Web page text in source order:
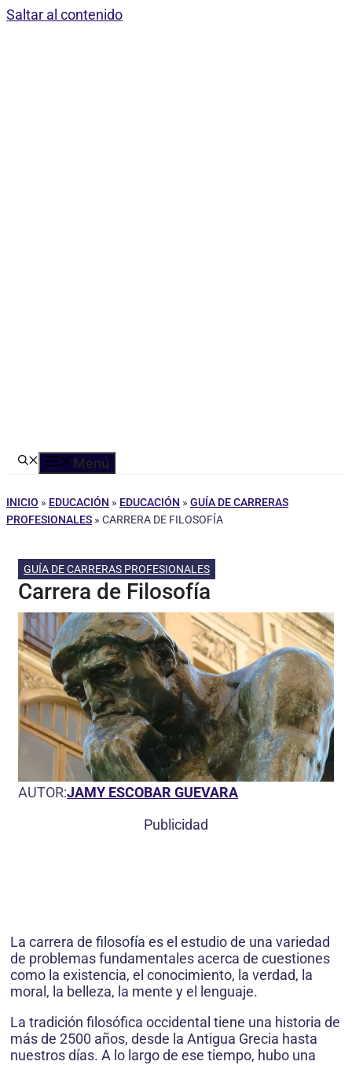
Saltar al contenido
Menú
INICIO » EDUCACIÓN » EDUCACIÓN » GUÍA DE CARRERAS
PROFESIONALES » CARRERA DE FILOSOFÍA
GUÍA DE CARRERAS PROFESIONALES
Carrera de Filosofía
AUTOR:JAMY ESCOBAR GUEVARA
Publicidad
La carrera de filosofía es el estudio de una variedad
de problemas fundamentales acerca de cuestiones
como la existencia, el conocimiento, la verdad, la
moral, la belleza, la mente y el lenguaje.
La tradición filosófica occidental tiene una historia de
más de 2500 años, desde la Antigua Grecia hasta
nuestros días. A lo largo de ese tiempo, hubo una